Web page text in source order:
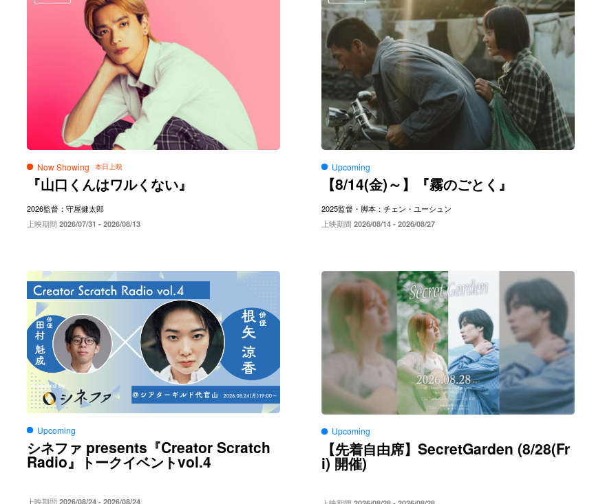
Now Showing
『山口くんはワルくない』
2026監督：守屋健太郎
上映期間 2026/07/31 - 2026/08/13
Upcoming
【8/14(金)～】『霧のごとく』
2025監督・脚本：チェン・ユーシュン
上映期間 2026/08/14 - 2026/08/27
Upcoming
シネファ presents 『Creator Scratch
Radio』トークイベントvol.4
上映期間 2026/08/24 - 2026/08/24
Upcoming
【先着自由席】 SecretGarden (8/28(Fr
i)開催)